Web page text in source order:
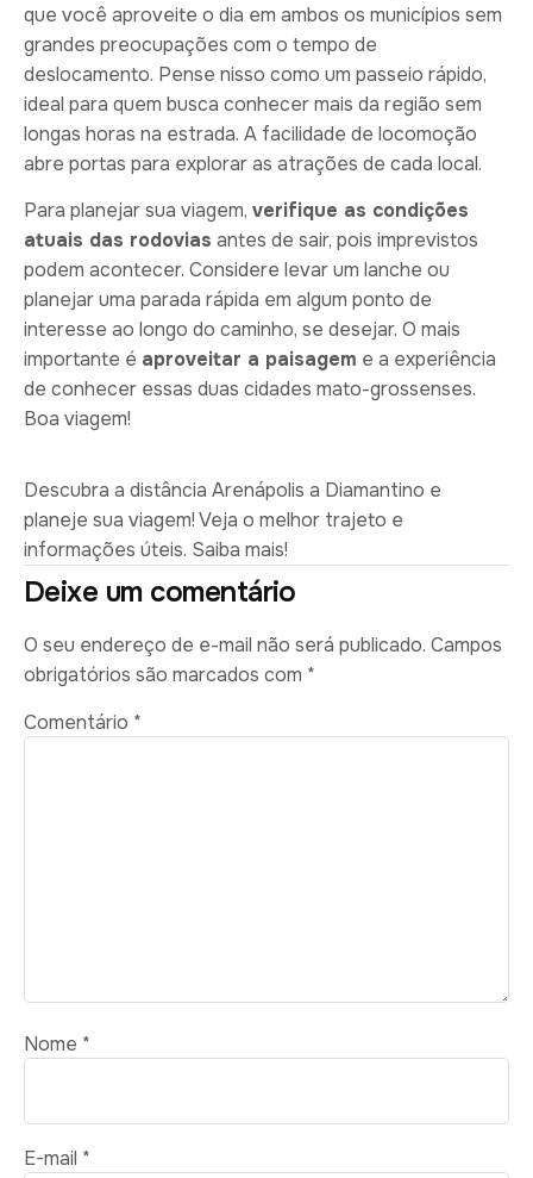
que você aproveite o dia em ambos os municípios sem
grandes preocupações com o tempo de
deslocamento. Pense nisso como um passeio rápido,
ideal para quem busca conhecer mais da região sem
longas horas na estrada. A facilidade de locomoção
abre portas para explorar as atrações de cada local.
Para planejar sua viagem, verifique as condições
atuais das rodovias antes de sair, pois imprevistos
podem acontecer. Considere levar um lanche ou
planejar uma parada rápida em algum ponto de
interesse ao longo do caminho, se desejar. O mais
importante é aproveitar a paisagem e a experiência
de conhecer essas duas cidades mato-grossenses.
Boa viagem!
Descubra a distância Arenápolis a Diamantino e
planeje sua viagem! Veja o melhor trajeto e
informações úteis. Saiba mais!
Deixe um comentário
O seu endereço de e-mail não será publicado. Campos
obrigatórios são marcados com *
Comentário *
Nome *
E-mail *